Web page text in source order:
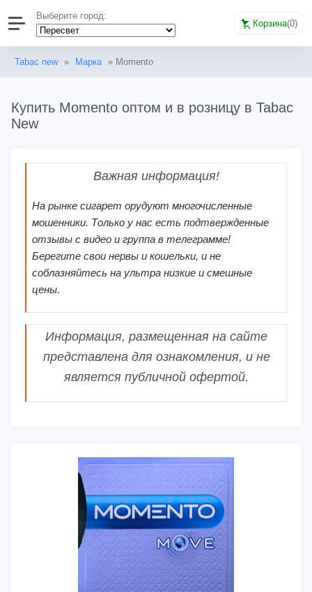
Выберите город:
Корзина(0)
Tabac new » Марка » Momento
Купить Momento оптом и в розницу в Tabac
New
Важная информация!
На рынке сигарет орудуют многочисленные
мошенники. Только у нас есть подтвержденные
отзывы с видео и группа в телеграмме!
Берегите свои нервы и кошельки, и не
соблазняйтесь на ультра низкие и смешные
цены.
Информация, размещенная на сайте
представлена для ознакомления, и не
является публичной офертой.